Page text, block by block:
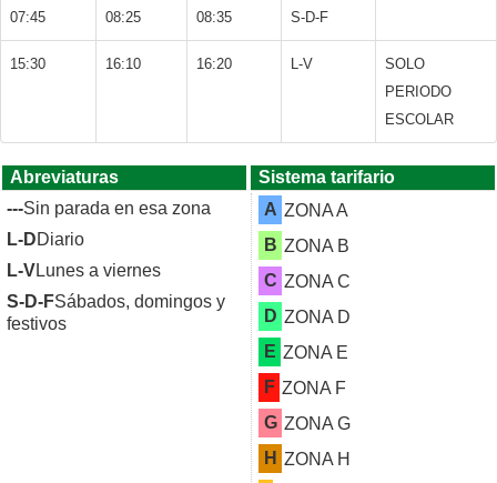
07:45 08:25 08:35 S-D-F
15:30 16:10 16:20 L-V
SOLO
PERIODO
ESCOLAR
Abreviaturas
---Sin parada en esa zona
L-DDiario
L-VLunes a viernes
S-D-FSábados, domingos y
festivos
Sistema tarifario
A ZONA A
B ZONA B
C ZONA C
D ZONA D
E ZONA E
F ZONA F
G ZONA G
H ZONA H